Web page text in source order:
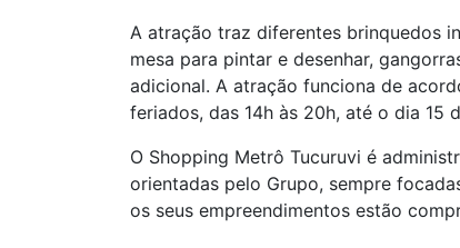
A atração traz diferentes brinquedos
mesa para pintar e desenhar,
adicional. A atração funciona de
feriados, das 14h às 20h, até o dia 15
O Shopping Metrô Tucuruvi é
orientadas pelo Grupo, sempre
os seus empreendimentos estão